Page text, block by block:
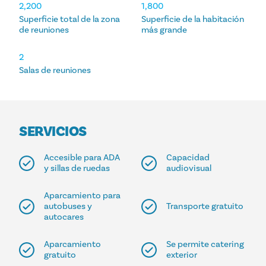
ALOJAMIENTOS
Superficie total de la zona
de reuniones
2,200
Superficie de la habitación
más grande
1,800
Salas de reuniones
2
SERVICIOS
Accesible para ADA
y sillas de ruedas
Capacidad
audiovisual
Aparcamiento para
autobuses y
autocares
Transporte gratuito
Aparcamiento
gratuito
Se permite catering
exterior